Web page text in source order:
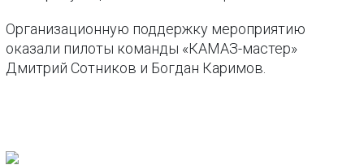
Организационную поддержку мероприятию
оказали пилоты команды «КАМАЗ-мастер»
Дмитрий Сотников и Богдан Каримов.